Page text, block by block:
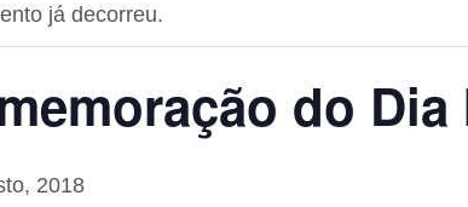
já decorreu.
do
2018